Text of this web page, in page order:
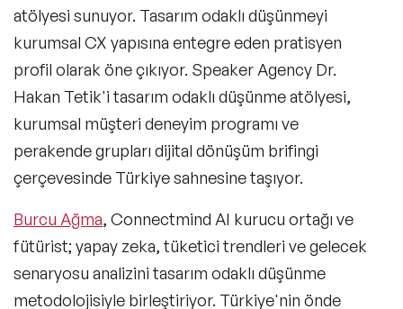
atölyesi sunuyor. Tasarım odaklı düşünmeyi
kurumsal CX yapısına entegre eden pratisyen
profil olarak öne çıkıyor. Speaker Agency Dr.
Hakan Tetik'i tasarım odaklı düşünme atölyesi,
kurumsal müşteri deneyim programı ve
perakende grupları dijital dönüşüm brifingi
çerçevesinde Türkiye sahnesine taşıyor.
Burcu Ağma, Connectmind AI kurucu ortağı ve
fütürist; yapay zeka, tüketici trendleri ve gelecek
senaryosu analizini tasarım odaklı düşünme
metodolojisiyle birleştiriyor. Türkiye'nin önde
Spor Konuşmacıları
Cinsiyet Eşitliği, Çeşitlilik ve Kapsayıcılık
Konuşmacıları
Astroloji Konuşmacıları
Storytelling Konuşmacıları
Çevre & Enerji Konuşmacıları
Kuşak Konuşmacıları